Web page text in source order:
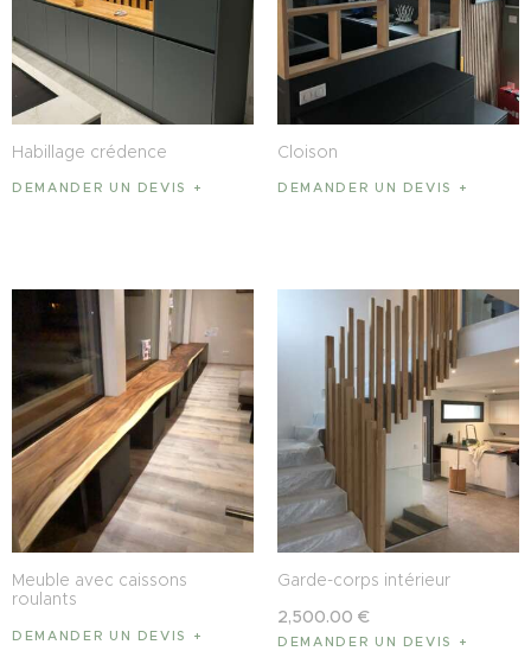
Habillage crédence
DEMANDER UN DEVIS
Cloison
DEMANDER UN DEVIS
Meuble avec caissons
roulants
DEMANDER UN DEVIS
Garde-corps intérieur
2,500.00 €
DEMANDER UN DEVIS